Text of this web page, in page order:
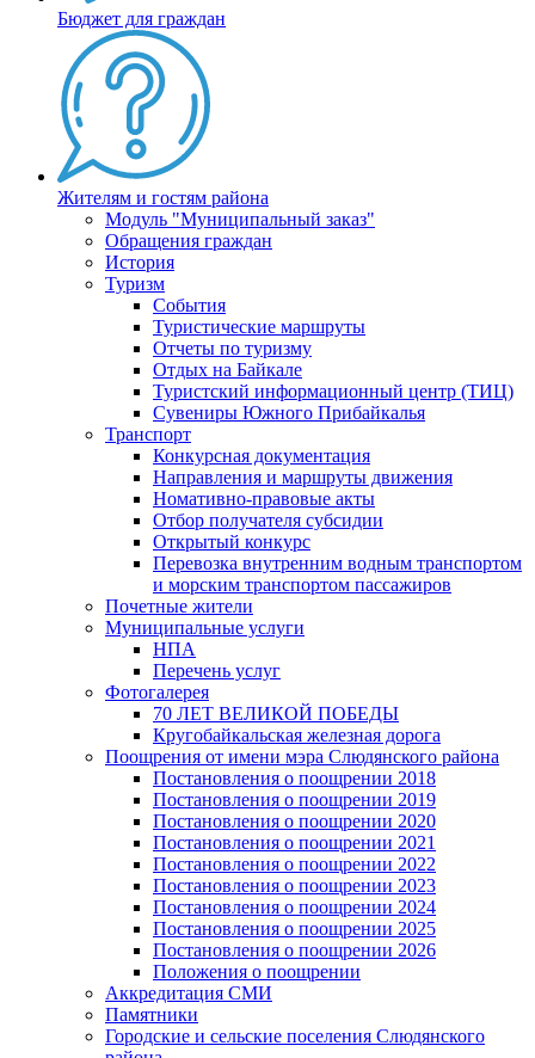
Бюджет для граждан
Жителям и гостям района
Модуль "Муниципальный заказ"
Обращения граждан
История
Туризм
События
Туристические маршруты
Отчеты по туризму
Отдых на Байкале
Туристский информационный центр (ТИЦ)
Сувениры Южного Прибайкалья
Транспорт
Конкурсная документация
Направления и маршруты движения
Номативно-правовые акты
Отбор получателя субсидии
Открытый конкурс
Перевозка внутренним водным транспортом
и морским транспортом пассажиров
Почетные жители
Муниципальные услуги
НПА
Перечень услуг
Фотогалерея
70 ЛЕТ ВЕЛИКОЙ ПОБЕДЫ
Кругобайкальская железная дорога
Поощрения от имени мэра Слюдянского района
Постановления о поощрении 2018
Постановления о поощрении 2019
Постановления о поощрении 2020
Постановления о поощрении 2021
Постановления о поощрении 2022
Постановления о поощрении 2023
Постановления о поощрении 2024
Постановления о поощрении 2025
Постановления о поощрении 2026
Положения о поощрении
Аккредитация СМИ
Памятники
Городские и сельские поселения Слюдянского